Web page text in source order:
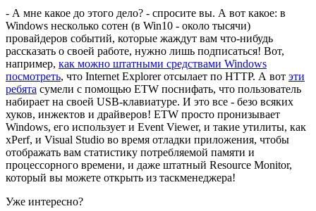
- А мне какое до этого дело? - спросите вы. А вот какое: в
Windows несколько сотен (в Win10 - около тысячи)
провайдеров событий, которые жаждут вам что-нибудь
рассказать о своей работе, нужно лишь подписаться! Вот,
например, как можно штатными средствами Windows
посмотреть, что Internet Explorer отсылает по HTTP. А вот эти
ребята сумели с помощью ETW поснифать, что пользователь
набирает на своей USB-клавиатуре. И это все - безо всяких
хуков, инжектов и драйверов! ETW просто пронизывает
Windows, его использует и Event Viewer, и такие утилиты, как
xPerf, и Visual Studio во время отладки приложения, чтобы
отображать вам статистику потребляемой памяти и
процессорного времени, и даже штатный Resource Monitor,
который вы можете открыть из таскменеджера!
Уже интересно?